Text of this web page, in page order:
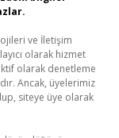
ve İletişim
olarak hizmet
olarak denetleme
Ancak, üyelerimiz
siteye üye olarak